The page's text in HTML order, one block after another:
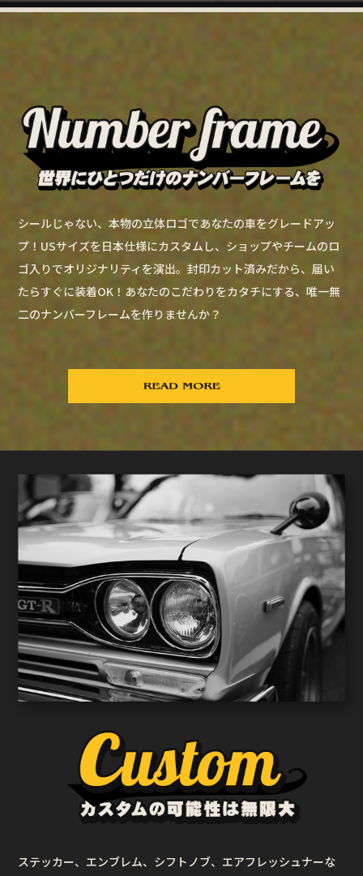
シールじゃない、本物の立体ロゴであなたの車をグレードアッ
プ！USサイズを日本仕様にカスタムし、ショップやチームのロ
ゴ入りでオリジナリティを演出。封印カット済みだから、届い
たらすぐに装着OK！あなたのこだわりをカタチにする、唯一無
二のナンバーフレームを作りませんか？
ステッカー、エンブレム、シフトノブ、エアフレッシュナーな